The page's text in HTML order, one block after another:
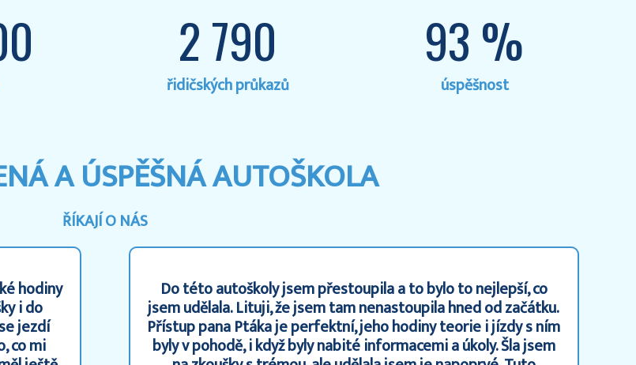
2 790
řidičských průkazů
93 %
úspěšnost
A ÚSPĚŠNÁ AUTOŠKOLA
ŘÍKAJÍ O NÁS
hodiny
i do
jezdí
co mi
Do této autoškoly jsem přestoupila a to bylo to nejlepší, co
jsem udělala. Lituji, že jsem tam nenastoupila hned od začátku.
Přístup pana Ptáka je perfektní, jeho hodiny teorie i jízdy s ním
byly v pohodě, i když byly nabité informacemi a úkoly. Šla jsem